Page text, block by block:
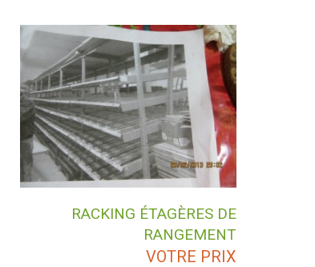
RACKING ÉTAGÈRES DE
RANGEMENT
VOTRE PRIX